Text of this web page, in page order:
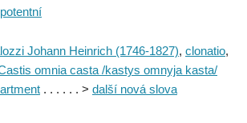
potentní
Johann Heinrich (1746-1827), clonatio,
omnia casta /kastys omnyja kasta/
. . . . . . > další nová slova